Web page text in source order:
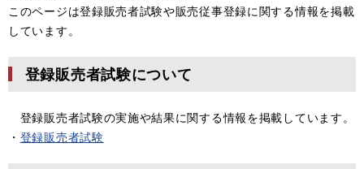
このページは登録販売者試験や販売従事登録に関する情報を掲載
しています。
登録販売者試験について
登録販売者試験の実施や結果に関する情報を掲載しています。
・ 登録販売者試験